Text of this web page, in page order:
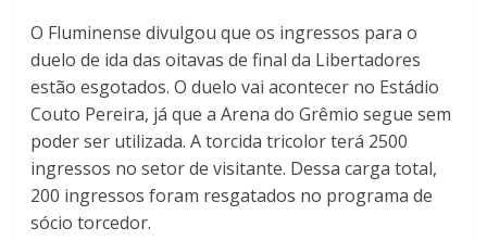
O Fluminense divulgou que os ingressos para o
duelo de ida das oitavas de final da Libertadores
estão esgotados. O duelo vai acontecer no Estádio
Couto Pereira, já que a Arena do Grêmio segue sem
poder ser utilizada. A torcida tricolor terá 2500
ingressos no setor de visitante. Dessa carga total,
200 ingressos foram resgatados no programa de
sócio torcedor.